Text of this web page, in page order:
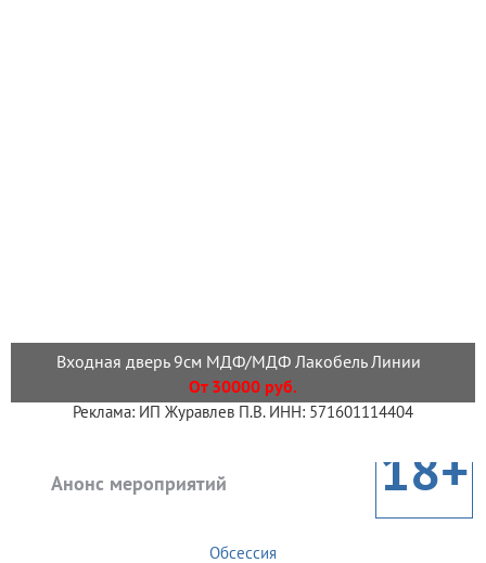
Входная дверь 9см МДФ/МДФ Лакобель Линии
От 30000 руб.
Реклама: ИП Журавлев П.В. ИНН: 571601114404
Анонс мероприятий 18+
Обсессия